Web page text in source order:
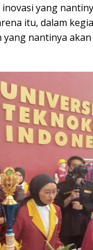
yang
itu, dalam
yang nantinya